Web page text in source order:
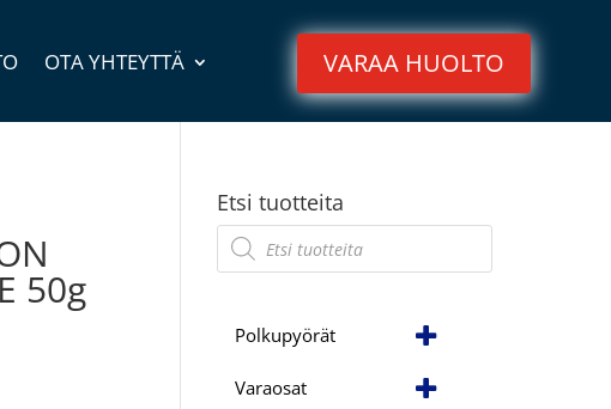
OTA YHTEYTTÄ VARAA HUOLTO
50g
Etsi tuotteita
Products
search
Polkupyörät
Varaosat